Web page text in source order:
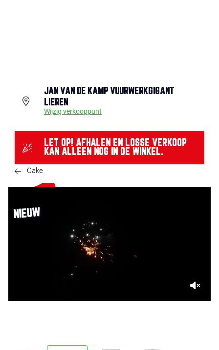
JAN VAN DE KAMP VUURWERKGIGANT
LIEREN
Wijzig verkooppunt
LET OP! AFHALEN EN LOSSE VERKOOP
KAN ALLEEN NOG IN DE WINKEL.
Cake
NIEUW